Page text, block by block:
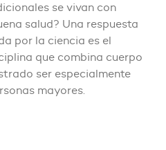
se vivan con
salud? Una respuesta
por la ciencia es el
que combina cuerpo
ser especialmente
mayores.